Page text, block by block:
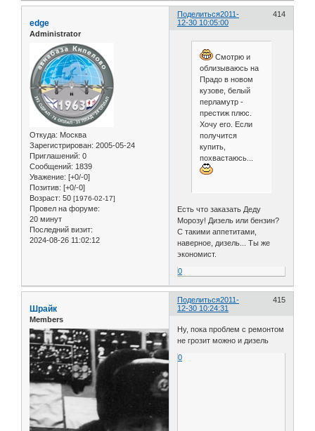
Поделиться 414
2011-
12-30 10:05:00
edge
Administrator
Откуда: Москва
Зарегистрирован: 2005-05-24
Приглашений: 0
Сообщений: 1839
Уважение: [+0/-0]
Позитив: [+0/-0]
Возраст: 50 [1976-02-17]
Провел на форуме:
20 минут
Последний визит:
2024-08-26 11:02:12
Смотрю и
облизываюсь на
Прадо в новом
кузове, белый
перламутр -
престиж плюс.
Хочу его. Если
получится
купить,
похвастаюсь...
Есть что заказать Деду
Морозу! Дизель или бензин?
С такими аппетитами,
наверное, дизель... Ты же
экономист.
0
Поделиться 415
2011-
12-30 10:24:31
Шрайк
Members
Ну, пока проблем с ремонтом
не грозит можно и дизель
0